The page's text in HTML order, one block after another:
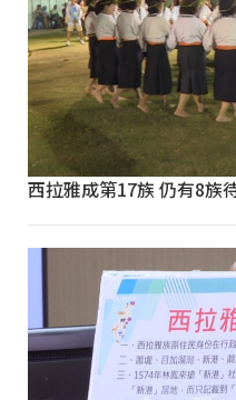
西拉雅成第17族 仍有8族